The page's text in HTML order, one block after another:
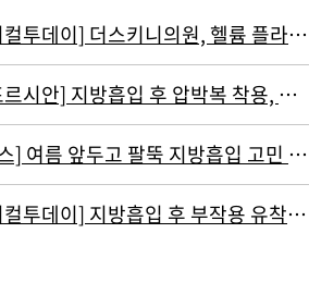
[메디컬투데이] 더스키니의원, 헬륨 플라즈마 기반 리뉴비온 도입
[라포르시안] 지방흡입 후 압박복 착용, 결과에 영향 주지 않아...통증…
[V헬스] 여름 앞두고 팔뚝 지방흡입 고민 중이라면 '이것' 주의해야
[메디컬투데이] 지방흡입 후 부작용 유착현상인 ‘바이오본드’ 개선하려면?